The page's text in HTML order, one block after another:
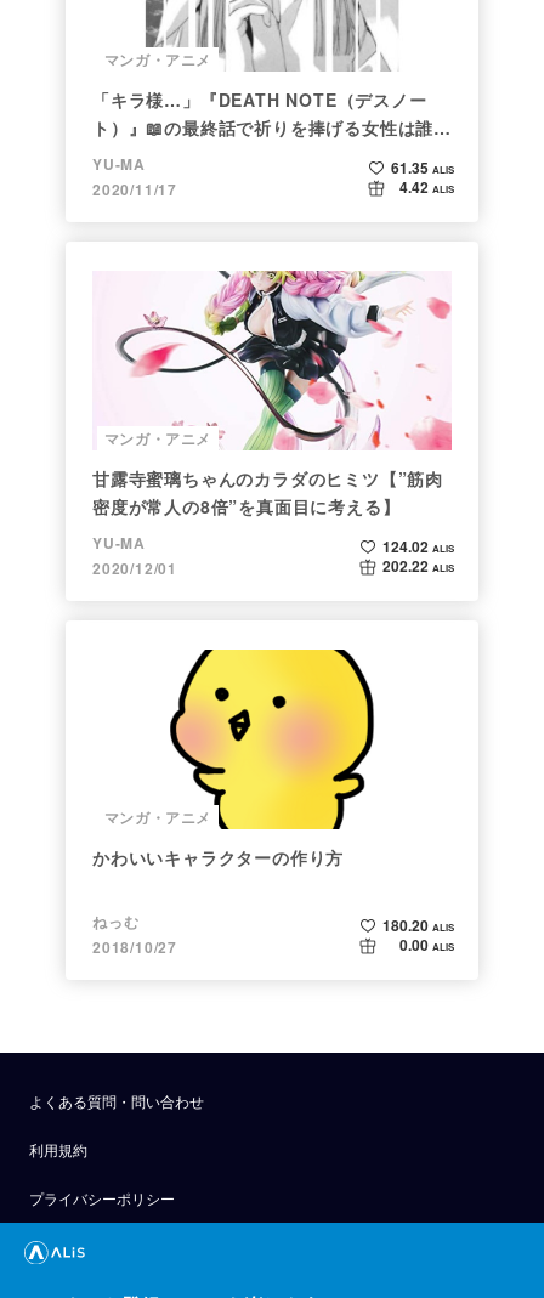
マンガ・アニメ
「キラ様…」『DEATH NOTE（デスノー
ト）』📖の最終話で祈りを捧げる女性は誰な
のか
YU-MA
2020/11/17
61.35 ALIS
4.42 ALIS
マンガ・アニメ
甘露寺蜜璃ちゃんのカラダのヒミツ【”筋肉
密度が常人の8倍”を真面目に考える】
YU-MA
2020/12/01
124.02 ALIS
202.22 ALIS
マンガ・アニメ
かわいいキャラクターの作り方
ねっむ
2018/10/27
180.20 ALIS
0.00 ALIS
よくある質問・問い合わせ
利用規約
プライバシーポリシー
公式アナウンス